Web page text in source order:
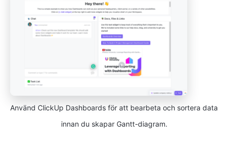
Använd ClickUp Dashboards för att bearbeta och sortera data
innan du skapar Gantt-diagram.